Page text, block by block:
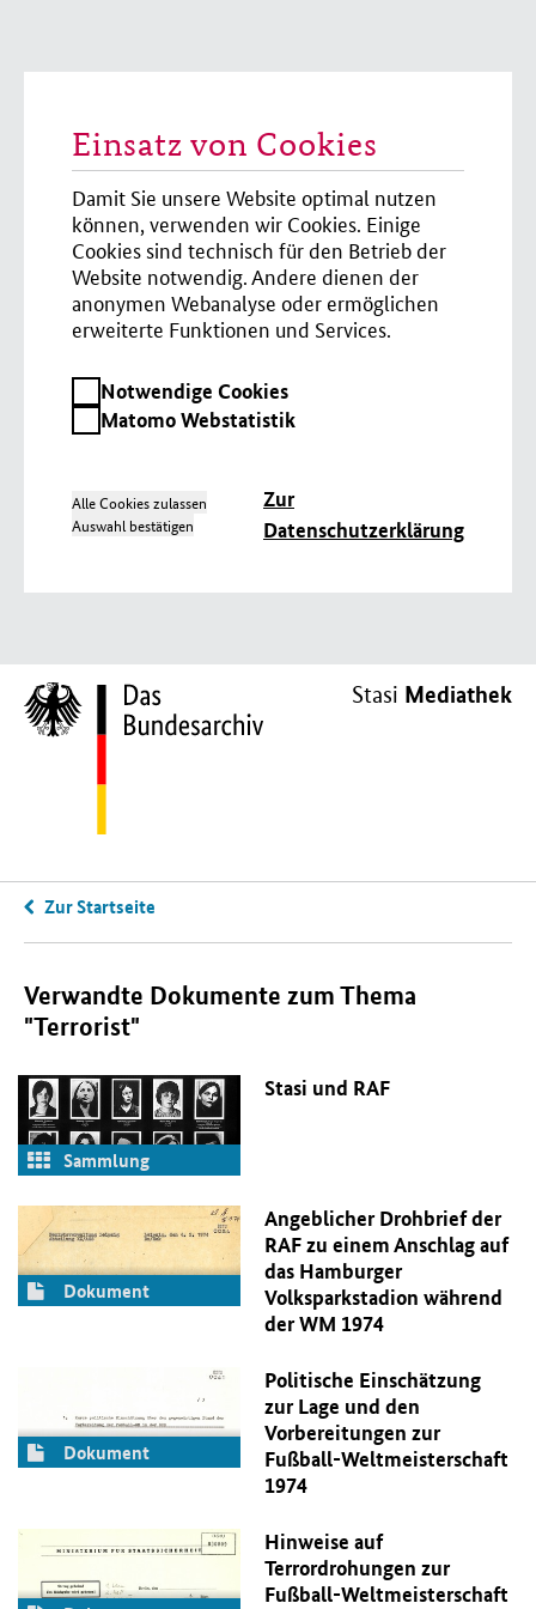
Einsatz von Cookies
Damit Sie unsere Website optimal nutzen
können, verwenden wir Cookies. Einige
Cookies sind technisch für den Betrieb der
Website notwendig. Andere dienen der
anonymen Webanalyse oder ermöglichen
erweiterte Funktionen und Services.
Notwendige
Cookies
Notwendige Cookies
Matomo
Matomo Webstatistik
Alle Cookies zulassen
Auswahl bestätigen
Zur
Datenschutzerklärung
Stasi Mediathek
Zur Startseite
Verwandte Dokumente zum Thema
"Terrorist"
Sammlung
Stasi und RAF
Dokument
Angeblicher Drohbrief der
RAFzu einem Anschlag auf
das Hamburger
Volksparkstadion während
derWM 1974
Dokument
Politische Einschätzung
zur Lage und den
Vorbereitungen zur
Fußball-Welt­meister­schaft
1974
Hinweise auf
Terrordrohungen zur
Fußball­-Welt­meister­schaft